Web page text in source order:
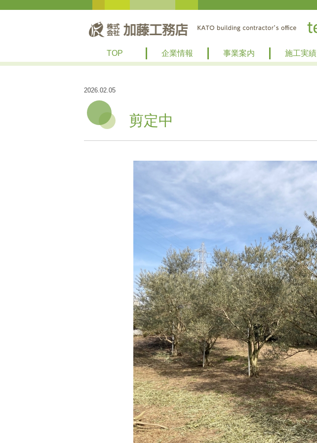
TOP 企業情報 事業案内 施工実績
2026.02.05
剪定中